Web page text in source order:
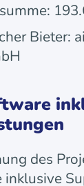
Bieter:
des
inklusive